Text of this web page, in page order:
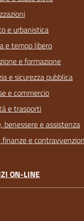
e urbanistica
e tempo libero
e formazione
e sicurezza pubblica
e commercio
e trasporti
benessere e assistenza
finanze e
ON-LINE